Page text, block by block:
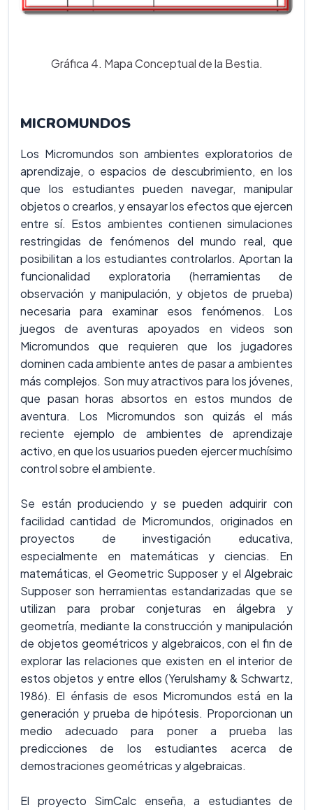
Gráfica 4. Mapa Conceptual de la Bestia.
MICROMUNDOS
Los Micromundos son ambientes exploratorios de
aprendizaje, o espacios de descubrimiento, en los
que los estudiantes pueden navegar, manipular
objetos o crearlos, y ensayar los efectos que ejercen
entre sí. Estos ambientes contienen simulaciones
restringidas de fenómenos del mundo real, que
posibilitan a los estudiantes controlarlos. Aportan la
funcionalidad exploratoria (herramientas de
observación y manipulación, y objetos de prueba)
necesaria para examinar esos fenómenos. Los
juegos de aventuras apoyados en videos son
Micromundos que requieren que los jugadores
dominen cada ambiente antes de pasar a ambientes
más complejos. Son muy atractivos para los jóvenes,
que pasan horas absortos en estos mundos de
aventura. Los Micromundos son quizás el más
reciente ejemplo de ambientes de aprendizaje
activo, en que los usuarios pueden ejercer muchísimo
control sobre el ambiente.
Se están produciendo y se pueden adquirir con
facilidad cantidad de Micromundos, originados en
proyectos de investigación educativa,
especialmente en matemáticas y ciencias. En
matemáticas, el Geometric Supposer y el Algebraic
Supposer son herramientas estandarizadas que se
utilizan para probar conjeturas en álgebra y
geometría, mediante la construcción y manipulación
de objetos geométricos y algebraicos, con el fin de
explorar las relaciones que existen en el interior de
estos objetos y entre ellos (Yerulshamy & Schwartz,
1986). El énfasis de esos Micromundos está en la
generación y prueba de hipótesis. Proporcionan un
medio adecuado para poner a prueba las
predicciones de los estudiantes acerca de
demostraciones geométricas y algebraicas.
El proyecto SimCalc enseña, a estudiantes de